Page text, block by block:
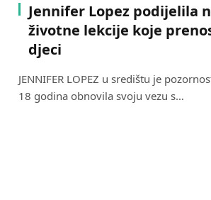
Jennifer Lopez podijelila
životne lekcije koje
djeci
JENNIFER LOPEZ u središtu je
18 godina obnovila svoju vezu s…